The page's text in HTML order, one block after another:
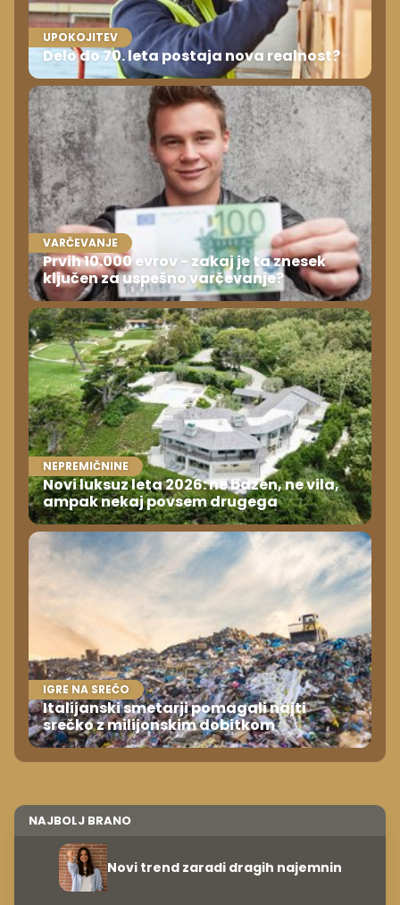
UPOKOJITEV
Delo do 70. leta postaja nova realnost?
VARČEVANJE
Prvih 10.000 evrov - zakaj je ta znesek
ključen za uspešno varčevanje?
NEPREMIČNINE
Novi luksuz leta 2026: ne bazen, ne vila,
ampak nekaj povsem drugega
IGRE NA SREČO
Italijanski smetarji pomagali najti
srečko z milijonskim dobitkom
NAJBOLJ BRANO
Novi trend zaradi dragih najemnin